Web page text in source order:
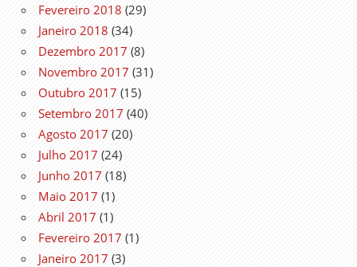
Fevereiro 2018 (29)
Janeiro 2018 (34)
Dezembro 2017 (8)
Novembro 2017 (31)
Outubro 2017 (15)
Setembro 2017 (40)
Agosto 2017 (20)
Julho 2017 (24)
Junho 2017 (18)
Maio 2017 (1)
Abril 2017 (1)
Fevereiro 2017 (1)
Janeiro 2017 (3)